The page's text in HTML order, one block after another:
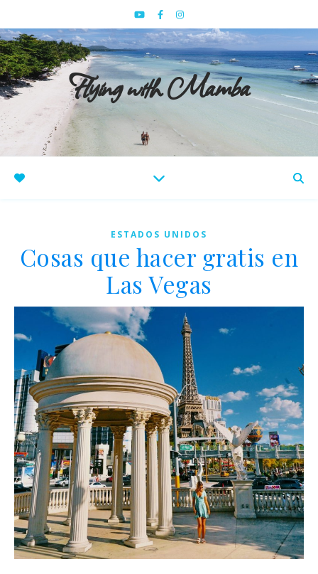
Flying with Mamba
ESTADOS UNIDOS
Cosas que hacer gratis en
Las Vegas